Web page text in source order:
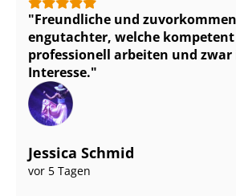
Freundliche und
en­gut­ach­ter, welche
professionell arbeiten und zwar
Interesse.
Jessica Schmid
vor 5 Tagen